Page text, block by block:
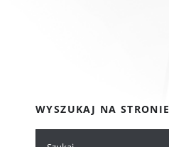
WYSZUKAJ NA STRONIE